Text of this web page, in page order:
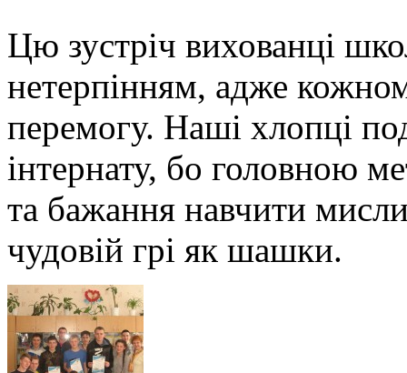
Цю зустріч вихованці
нетерпінням, адже
перемогу. Наші хлопці
інтернату, бо головною
та бажання навчити
чудовій грі як шашки.